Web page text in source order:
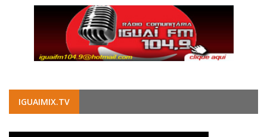
IGUAIMIX.TV